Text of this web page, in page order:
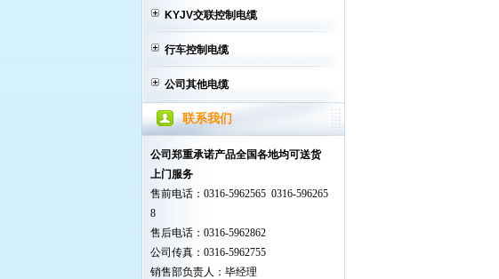
KYJV交联控制电缆
行车控制电缆
公司其他电缆
联系我们
公司郑重承诺产品全国各地均可送货
上门服务
售前电话：0316-5962565 0316-596265
8
售后电话：0316-5962862
公司传真：0316-5962755
销售部负责人：毕经理